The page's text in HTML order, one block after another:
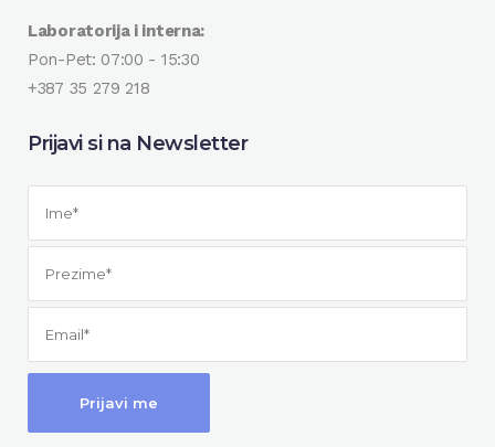
Laboratorija i interna:
Pon-Pet: 07:00 - 15:30
+387 35 279 218
Prijavi si na Newsletter